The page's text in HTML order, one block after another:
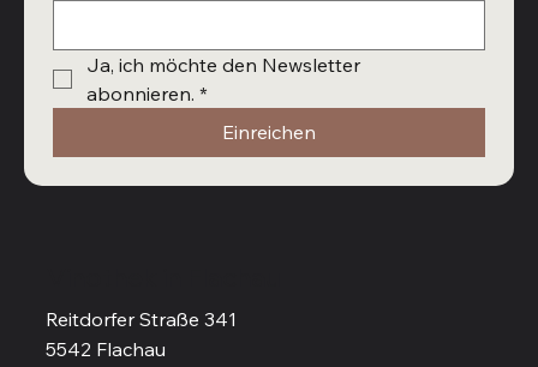
Reitdorfer Straße 341
5542 Flachau
Ja, ich möchte den Newsletter
abonnieren. *
Einreichen